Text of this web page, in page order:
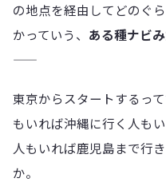
の地点を経由してどのぐ
かっていう、 ある種ナビ
——
東京からスタートするっ
もいれば沖縄に行く人も
人もいれば鹿児島まで行
か。